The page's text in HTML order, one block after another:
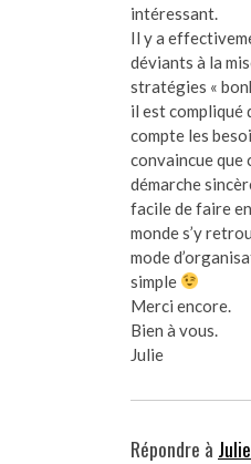
intéressant.
Il y a
déviants à la
stratégies «
il est compliqué
compte les
convaincue que
démarche
facile de faire
monde s’y
mode
simple
Merci encore.
Bien à vous.
Julie
Répondre à Julie